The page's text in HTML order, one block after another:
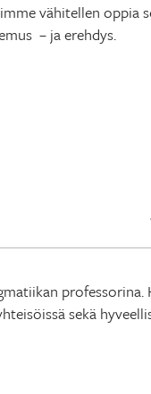
vähitellen oppia
– ja erehdys.
sekä